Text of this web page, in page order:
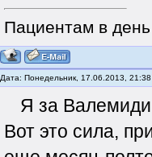
Пациентам в
Дата: Понедельник, 17.06.2013,
Я за
Вот это сила,